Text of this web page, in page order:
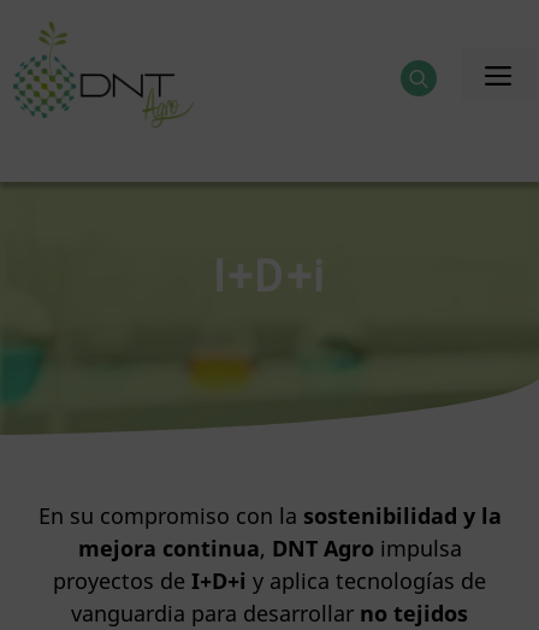
Saltar
contenido
I+D+i
En su compromiso con la sostenibilidad y la
mejora continua, DNT Agro impulsa
proyectos de I+D+i y aplica tecnologías de
vanguardia para desarrollar no tejidos